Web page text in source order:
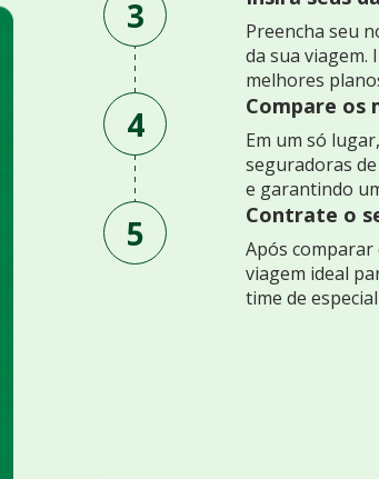
3
Preencha seu
da sua viagem.
melhores
4 Compare os
Em um só
seguradoras
e garantindo
5 Contrate o
Após
viagem ideal
time de